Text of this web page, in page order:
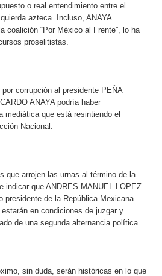
o real entendimiento entre el
azteca. Incluso, ANAYA
coalición “Por México al Frente”, lo ha
proselitistas.
corrupción al presidente PEÑA
ANAYA podría haber
mediática que está resintiendo el
Nacional.
que arrojen las urnas al término de la
indicar que ANDRES MANUEL LOPEZ
presidente de la República Mexicana.
en condiciones de juzgar y
de una segunda alternancia política.
sin duda, serán históricas en lo que